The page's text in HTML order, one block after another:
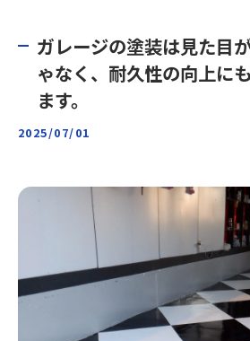
ガレージの塗装は見た目
ゃなく、耐久性の向上に
ます。
2025/07/01